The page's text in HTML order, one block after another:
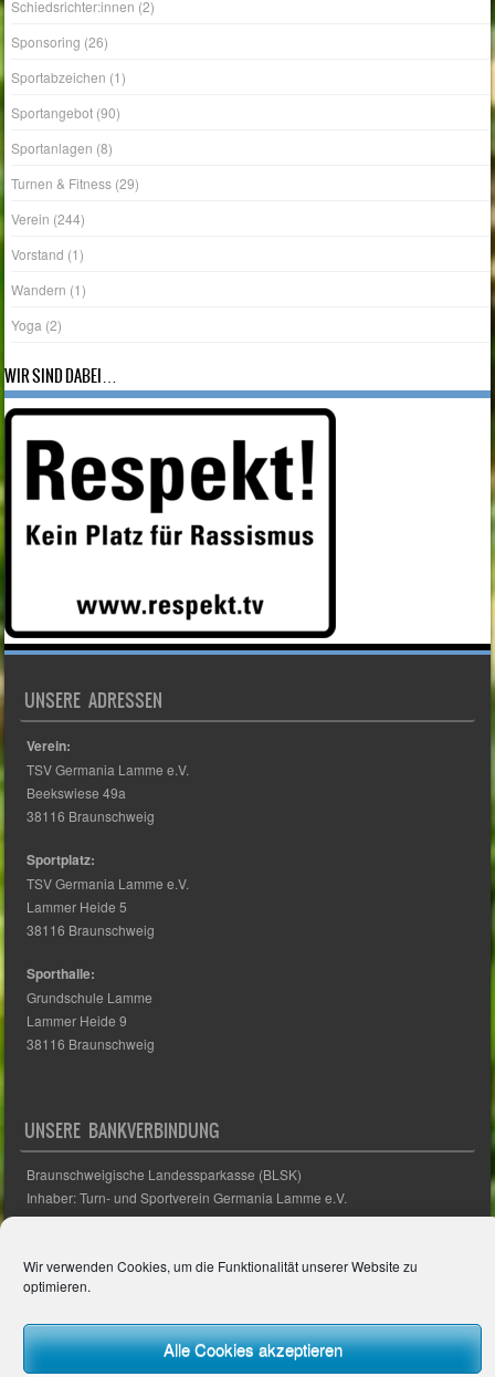
Wir verwenden Cookies, um die Funktionalität unserer Website zu
optimieren.
Alle Cookies akzeptieren
Schiedsrichter:innen (2)
Sponsoring (26)
Sportabzeichen (1)
Sportangebot (90)
Sportanlagen (8)
Turnen & Fitness (29)
Verein (244)
Vorstand (1)
Wandern (1)
Yoga (2)
WIR SIND DABEI…
UNSERE ADRESSEN
Verein:
TSV Germania Lamme e.V.
Beekswiese 49a
38116 Braunschweig
Sportplatz:
TSV Germania Lamme e.V.
Lammer Heide 5
38116 Braunschweig
Sporthalle:
Grundschule Lamme
Lammer Heide 9
38116 Braunschweig
UNSERE BANKVERBINDUNG
Braunschweigische Landessparkasse (BLSK)
Inhaber: Turn- und Sportverein Germania Lamme e.V.
IBAN: DE62 2505 0000 0001 4721 17
INFORMATION